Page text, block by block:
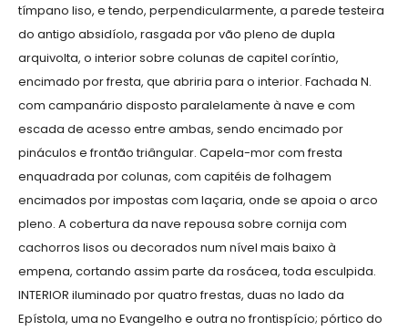
tímpano liso, e tendo, perpendicularmente, a parede testeira
do antigo absidíolo, rasgada por vão pleno de dupla
arquivolta, o interior sobre colunas de capitel coríntio,
encimado por fresta, que abriria para o interior. Fachada N.
com campanário disposto paralelamente à nave e com
escada de acesso entre ambas, sendo encimado por
pináculos e frontão triângular. Capela-mor com fresta
enquadrada por colunas, com capitéis de folhagem
encimados por impostas com laçaria, onde se apoia o arco
pleno. A cobertura da nave repousa sobre cornija com
cachorros lisos ou decorados num nível mais baixo à
empena, cortando assim parte da rosácea, toda esculpida.
INTERIOR iluminado por quatro frestas, duas no lado da
Epístola, uma no Evangelho e outra no frontispício; pórtico do